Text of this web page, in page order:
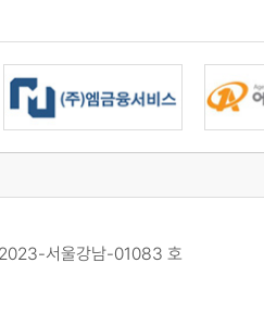
서울강남-01083 호